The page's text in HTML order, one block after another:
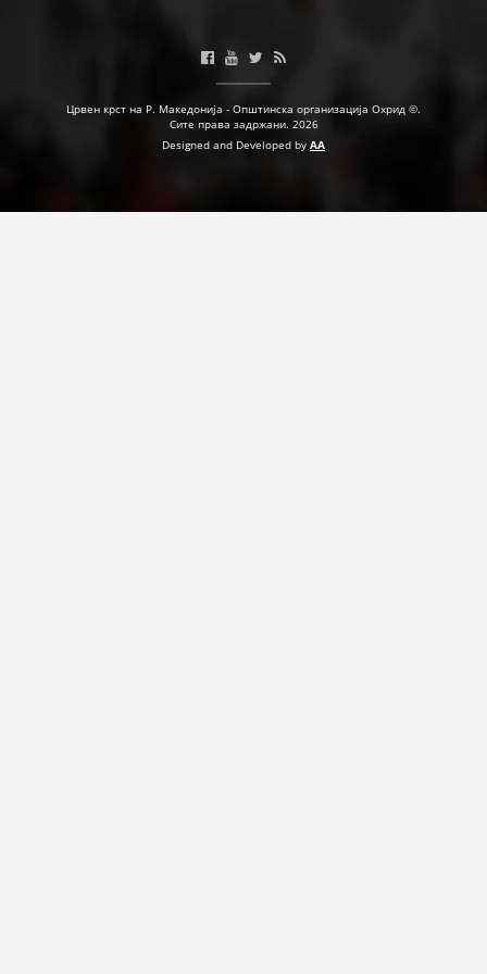
ПРИРАЧНИЦИ
СТРАТЕГИИ
ЕДУКАТИВНО ИНФОРМАТИВНИ МАТЕРИЈАЛИ
Црвен крст на Р. Македонија - Општинска организација Охрид ©.
Сите права задржани. 2026
Designed and Developed by AA